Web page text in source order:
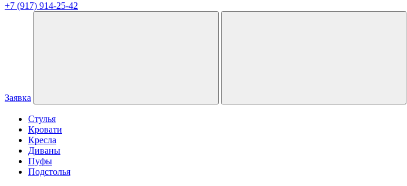
+7 (917) 914-25-42
Заявка
Стулья
Кровати
Кресла
Диваны
Пуфы
Подстолья